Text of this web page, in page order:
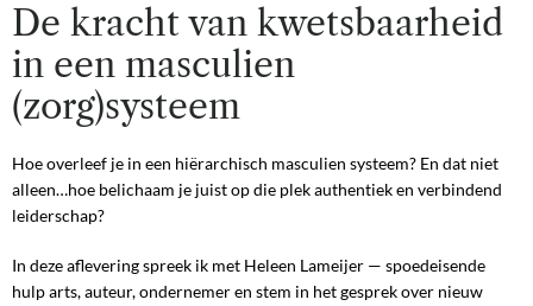
De kracht van kwetsbaarheid
in een masculien
(zorg)systeem
Hoe overleef je in een hiërarchisch masculien systeem? En dat niet
alleen…hoe belichaam je juist op die plek authentiek en verbindend
leiderschap?
In deze aflevering spreek ik met Heleen Lameijer — spoedeisende
hulp arts, auteur, ondernemer en stem in het gesprek over nieuw